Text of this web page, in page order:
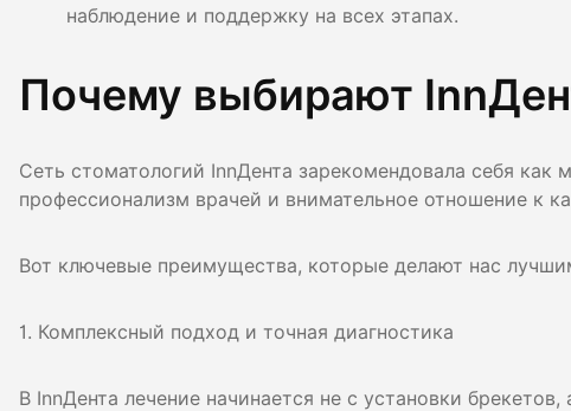
наблюдение и поддержку на всех этапах.
Почему выбирают
Cеть стоматологий InnДента зарекомендовала себя как
профессионализм врачей и внимательное отношение к
Вот ключевые преимущества, которые делают нас
1. Комплексный подход и точная диагностика
В InnДента лечение начинается не с установки